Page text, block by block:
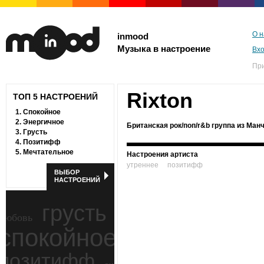
inmood
Музыка в настроение
О
ТОП 5 НАСТРОЕНИЙ
1. Спокойное
2. Энергичное
3. Грусть
4. Позитифф
5. Мечтательное
ВЫБОР
НАСТРОЕНИЙ
грусть
Rixton
Британская рок/поп/r&b группа из
Настроения артиста
утреннее
позитифф